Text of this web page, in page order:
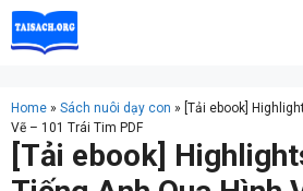
Skip
to
Home » Sách nuôi dạy con » [Tải ebook]
Vẽ – 101 Trái Tim PDF
[Tải ebook]